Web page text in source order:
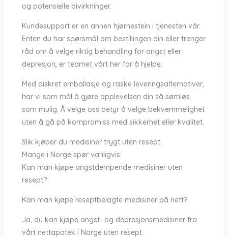
og potensielle bivirkninger.
Kundesupport er en annen hjørnestein i tjenesten vår.
Enten du har spørsmål om bestillingen din eller trenger
råd om å velge riktig behandling for angst eller
depresjon, er teamet vårt her for å hjelpe.
Med diskret emballasje og raske leveringsalternativer,
har vi som mål å gjøre opplevelsen din så sømløs
som mulig. Å velge oss betyr å velge bekvemmelighet
uten å gå på kompromiss med sikkerhet eller kvalitet.
Slik kjøper du medisiner trygt uten resept
Mange i Norge spør vanligvis:
Kan man kjøpe angstdempende medisiner uten
resept?
Kan man kjøpe reseptbelagte medisiner på nett?
Ja, du kan kjøpe angst- og depresjonsmedisiner fra
vårt nettapotek i Norge uten resept.